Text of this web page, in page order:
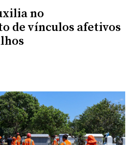
no
de vínculos afetivos